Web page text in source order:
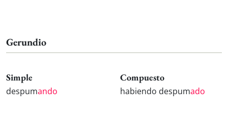
Gerundio
Simple
despumando
Compuesto
habiendo despumado